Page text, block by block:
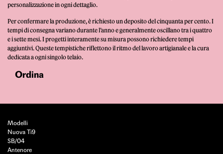
personalizzazione in ogni dettaglio.
Per confermare la produzione, è richiesto un deposito del cinquanta per cento. I
tempi di consegna variano durante l’anno e generalmente oscillano tra i quattro
e i sette mesi. I progetti interamente su misura possono richiedere tempi
aggiuntivi. Queste tempistiche riflettono il ritmo del lavoro artigianale e la cura
dedicata a ogni singolo telaio.
Ordina
Modelli
Nuova Ti9
SB/04
Antenore